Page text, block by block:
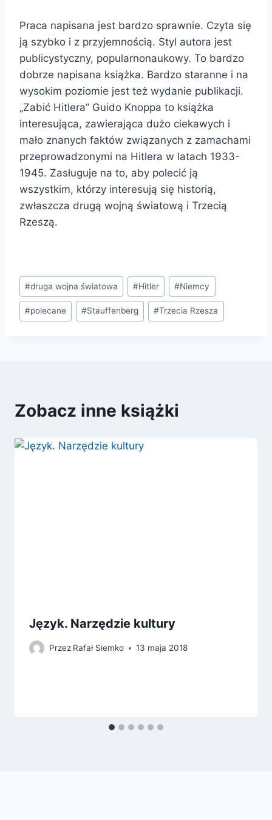
Praca napisana jest bardzo sprawnie. Czyta się
ją szybko i z przyjemnością. Styl autora jest
publicystyczny, popularnonaukowy. To bardzo
dobrze napisana książka. Bardzo staranne i na
wysokim poziomie jest też wydanie publikacji.
„Zabić Hitlera” Guido Knoppa to książka
interesująca, zawierająca dużo ciekawych i
mało znanych faktów związanych z zamachami
przeprowadzonymi na Hitlera w latach 1933-
1945. Zasługuje na to, aby polecić ją
wszystkim, którzy interesują się historią,
zwłaszcza drugą wojną światową i Trzecią
Rzeszą.
Tagi
wpisu:
#druga wojna światowa #Hitler #Niemcy
#polecane #Stauffenberg #Trzecia Rzesza
Zobacz inne książki
Język. Narzędzie kultury
Przez Rafał Siemko 13 maja 2018